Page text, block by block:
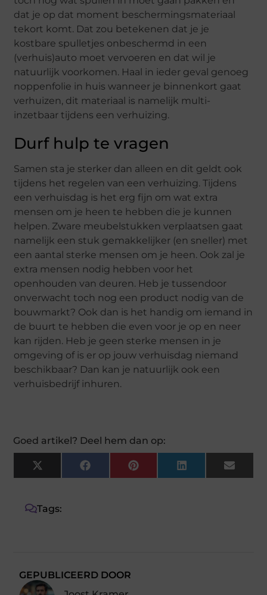
dat je op dat moment beschermingsmateriaal
tekort komt. Dat zou betekenen dat je je
kostbare spulletjes onbeschermd in een
(verhuis)auto moet vervoeren en dat wil je
natuurlijk voorkomen. Haal in ieder geval genoeg
noppenfolie in huis wanneer je binnenkort gaat
verhuizen, dit materiaal is namelijk multi-
inzetbaar tijdens een verhuizing.
Durf hulp te vragen
Samen sta je sterker dan alleen en dit geldt ook
tijdens het regelen van een verhuizing. Tijdens
een verhuisdag is het erg fijn om wat extra
mensen om je heen te hebben die je kunnen
helpen. Zware meubelstukken verplaatsen gaat
namelijk een stuk gemakkelijker (en sneller) met
een aantal sterke mensen om je heen. Ook zal je
extra mensen nodig hebben voor het
openhouden van deuren. Heb je tussendoor
onverwacht toch nog een product nodig van de
bouwmarkt? Ook dan is het handig om iemand in
de buurt te hebben die even voor je op en neer
kan rijden. Heb je geen sterke mensen in je
omgeving of is er op jouw verhuisdag niemand
beschikbaar? Dan kan je natuurlijk ook een
verhuisbedrijf inhuren.
Goed artikel? Deel hem dan op:
X
(Twitter)
FacebookPinterestLinkedIn Email
Tags:
GEPUBLICEERD DOOR